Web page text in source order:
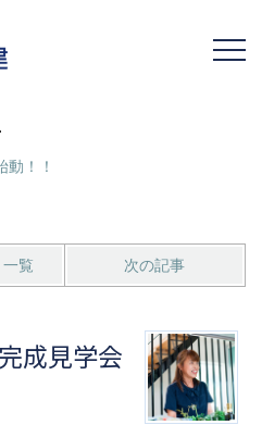
！！
一覧 次の記事
成見学会